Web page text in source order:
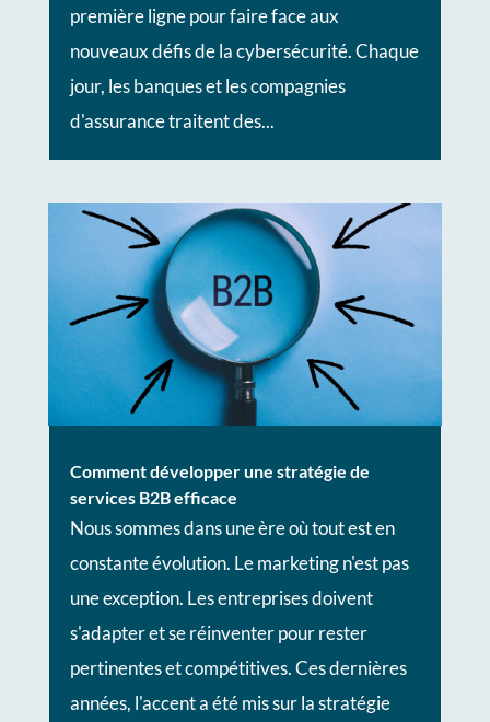
première ligne pour faire face aux
nouveaux défis de la cybersécurité. Chaque
jour, les banques et les compagnies
d'assurance traitent des...
Comment développer une stratégie de
services B2B efficace
Nous sommes dans une ère où tout est en
constante évolution. Le marketing n'est pas
une exception. Les entreprises doivent
s'adapter et se réinventer pour rester
pertinentes et compétitives. Ces dernières
années, l'accent a été mis sur la stratégie